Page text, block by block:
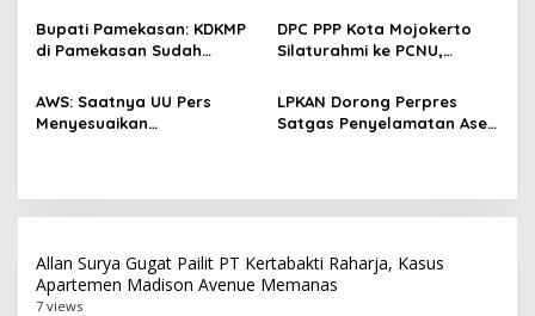
s
79
Tembakau di Madura
Bupati Pamekasan: KDKMP
di Pamekasan Sudah
Selesai Akhir Juli 2026
DPC PPP Kota Mojokerto
Silaturahmi ke PCNU,
Masyarakat
AWS: Saatnya UU Pers
Menyesuaikan
LPKAN Dorong Perpres
Satgas Penyelamatan Aset
Allan Surya Gugat Pailit PT Kertabakti Raharja, Kasus
Apartemen Madison Avenue Memanas
7 views